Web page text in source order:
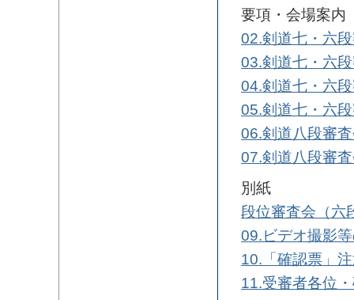
要項・会場案内
02.剣道七・六
03.剣道七・六
04.剣道七・六
05.剣道七・六
06.剣道八段審
07.剣道八段審
別紙
段位審査会（六
09.ビデオ撮影
10.「確認票」
11.受審者各位